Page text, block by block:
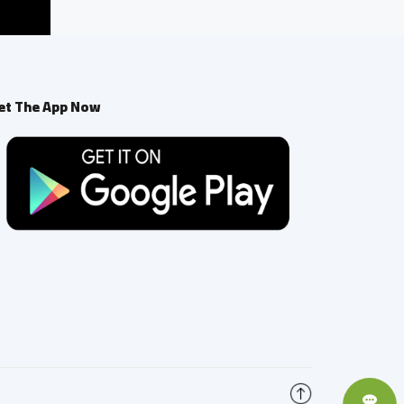
The App Now